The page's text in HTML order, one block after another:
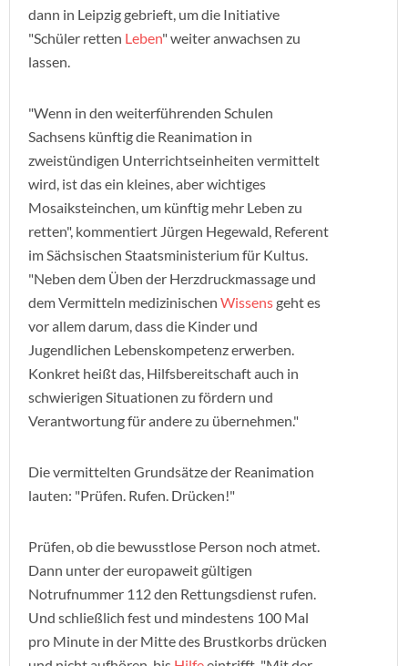
dann in Leipzig gebrieft, um die Initiative
"Schüler retten Leben" weiter anwachsen zu
lassen.
"Wenn in den weiterführenden Schulen
Sachsens künftig die Reanimation in
zweistündigen Unterrichtseinheiten vermittelt
wird, ist das ein kleines, aber wichtiges
Mosaiksteinchen, um künftig mehr Leben zu
retten", kommentiert Jürgen Hegewald, Referent
im Sächsischen Staatsministerium für Kultus.
"Neben dem Üben der Herzdruckmassage und
dem Vermitteln medizinischen Wissensgeht es
vor allem darum, dass die Kinder und
Jugendlichen Lebenskompetenz erwerben.
Konkret heißt das, Hilfsbereitschaft auch in
schwierigen Situationen zu fördern und
Verantwortung für andere zu übernehmen."
Die vermittelten Grundsätze der Reanimation
lauten: "Prüfen. Rufen. Drücken!"
Prüfen, ob die bewusstlose Person noch atmet.
Dann unter der europaweit gültigen
Notrufnummer 112 den Rettungsdienst rufen.
Und schließlich fest und mindestens 100 Mal
pro Minute in der Mitte des Brustkorbs drücken